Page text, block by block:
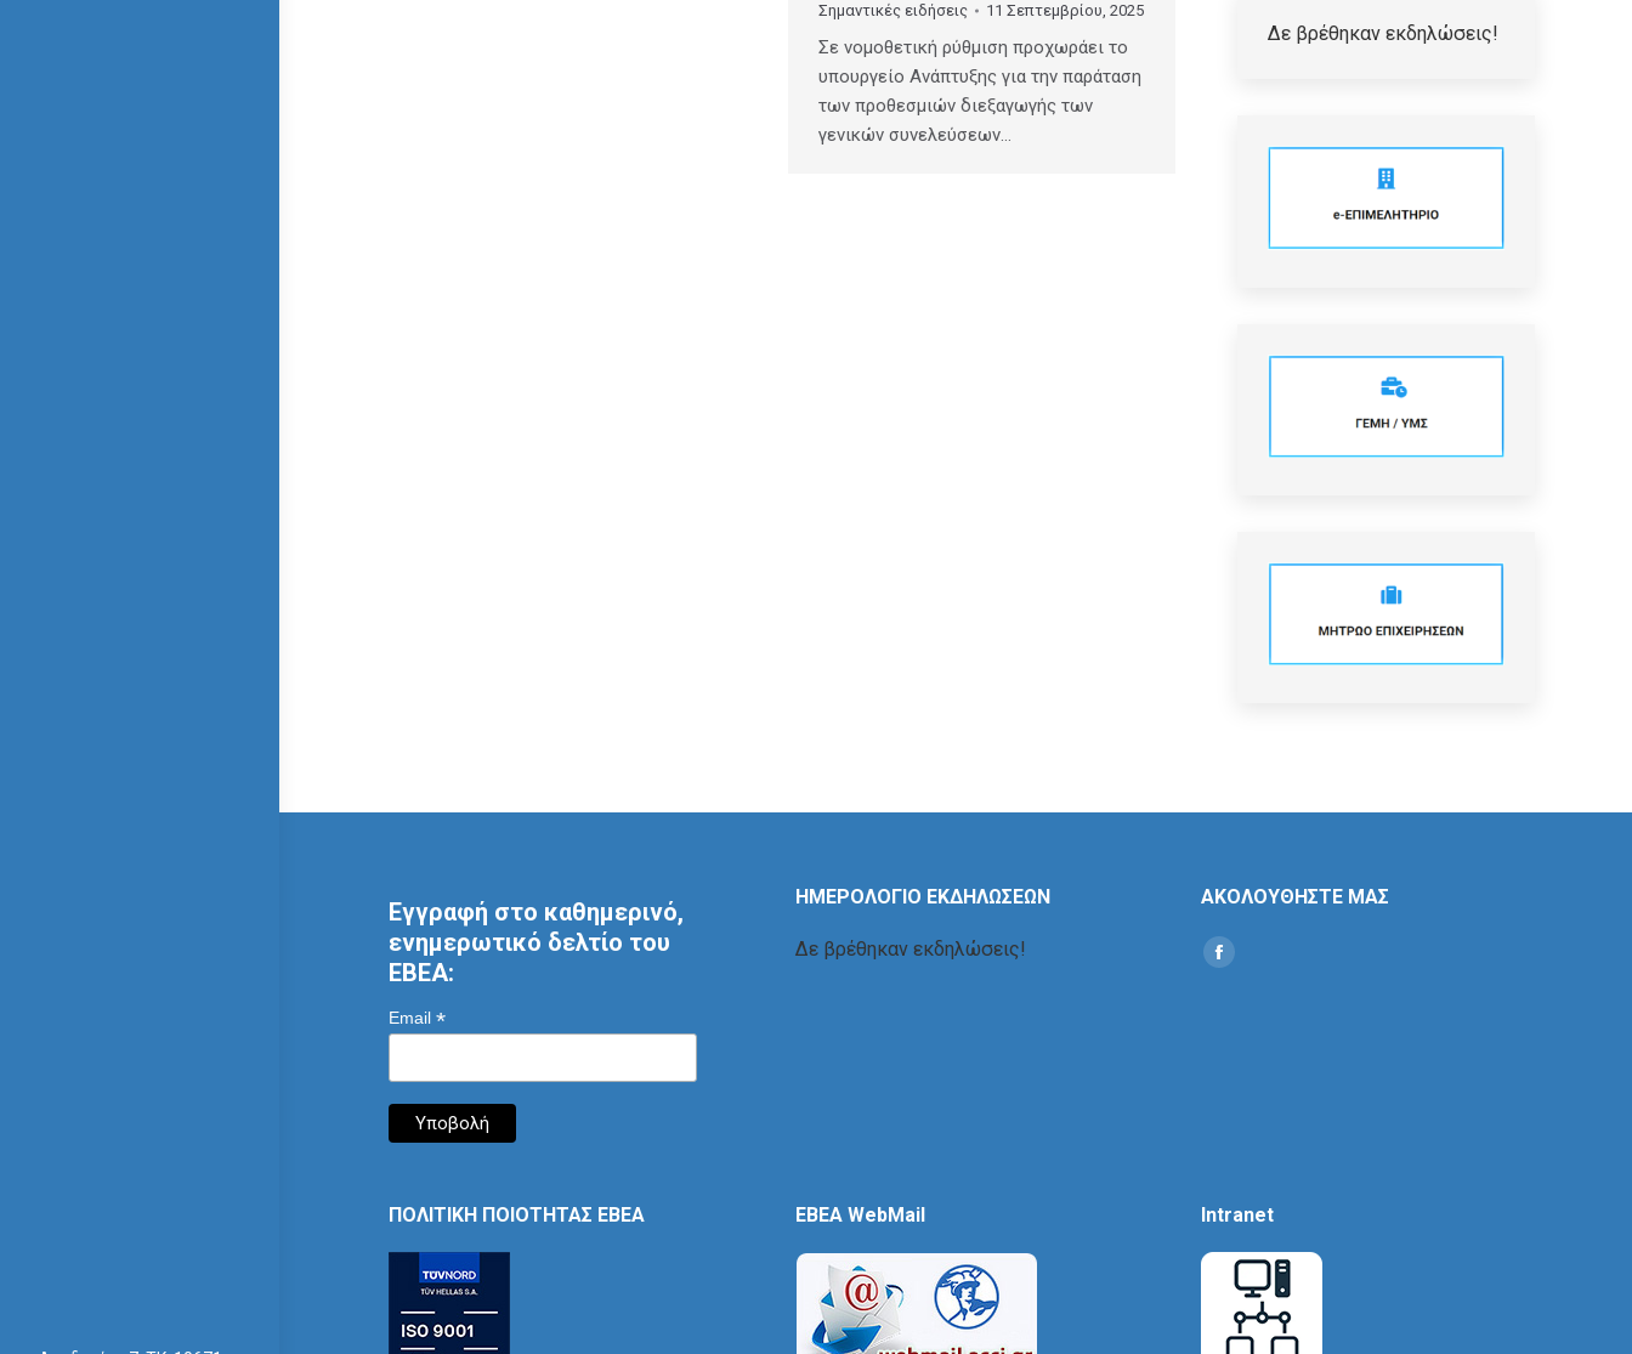
Σημαντικές ειδήσεις 11 Σεπτεμβρίου, 2025
Σε νομοθετική ρύθμιση προχωράει το
υπουργείο Ανάπτυξης για την παράταση
των προθεσμιών διεξαγωγής των
γενικών συνελεύσεων…
Δε βρέθηκαν εκδηλώσεις!
Εγγραφή στο καθημερινό,
ενημερωτικό δελτίο του
ΕΒΕΑ:
Email *
ΗΜΕΡΟΛΟΓΙΟ ΕΚΔΗΛΩΣΕΩΝ
Δε βρέθηκαν εκδηλώσεις!
ΑΚΟΛΟΥΘΗΣΤΕ ΜΑΣ
Find us on:
Social
ΠΟΛΙΤΙΚΗ ΠΟΙΟΤΗΤΑΣ ΕΒΕΑ EBEA WebMail Intranet